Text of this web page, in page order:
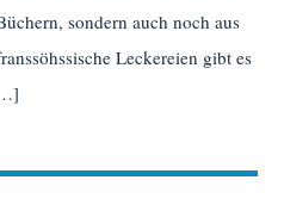
sondern auch noch aus
Leckereien gibt es